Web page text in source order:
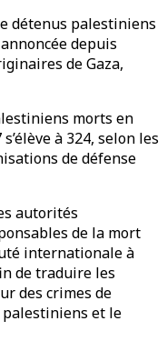
détenus palestiniens
depuis
de Gaza,
morts en
à 324, selon les
de défense
autorités
de la mort
internationale à
de traduire les
des crimes de
et le